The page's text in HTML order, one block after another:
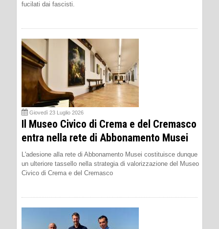
fucilati dai fascisti.
Giovedì 23 Luglio 2026
Il Museo Civico di Crema e del Cremasco
entra nella rete di Abbonamento Musei
L'adesione alla rete di Abbonamento Musei costituisce dunque
un ulteriore tassello nella strategia di valorizzazione del Museo
Civico di Crema e del Cremasco